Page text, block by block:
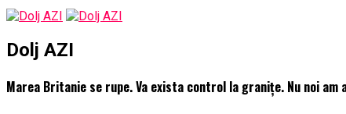
Dolj AZI
Marea Britanie se rupe. Va exista control la granițe. Nu noi am